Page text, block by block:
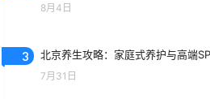
8月4日
3 北京养生攻略：家庭式养护与高端
7月31日